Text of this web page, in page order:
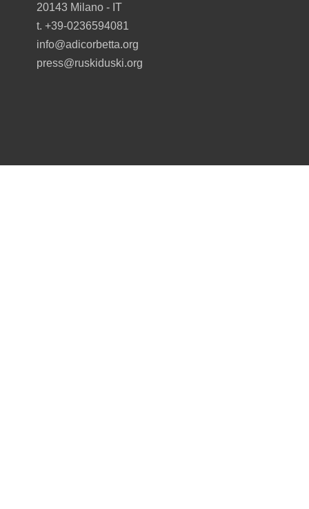
20143 Milano - I T
t. +39-0236594081
info@adicorbetta.org
press@ruskiduski.org